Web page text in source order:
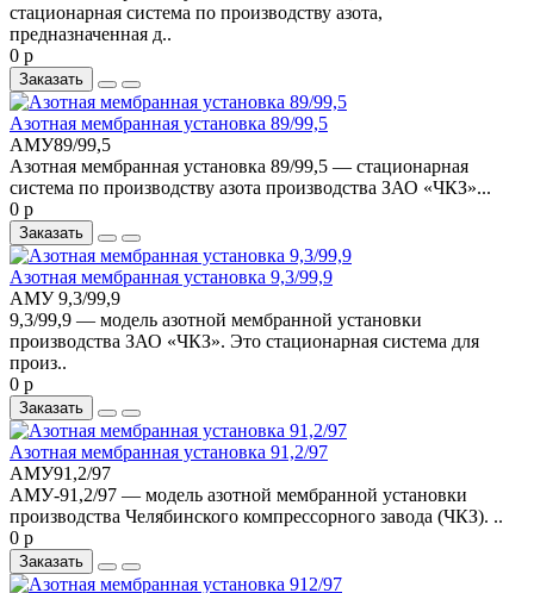
стационарная система по производству азота,
предназначенная д..
0 р
Заказать
Азотная мембранная установка 89/99,5
АМУ89/99,5
Азотная мембранная установка 89/99,5 — стационарная
система по производству азота производства ЗАО «ЧКЗ»...
0 р
Заказать
Азотная мембранная установка 9,3/99,9
АМУ 9,3/99,9
9,3/99,9 — модель азотной мембранной установки
производства ЗАО «ЧКЗ». Это стационарная система для
произ..
0 р
Заказать
Азотная мембранная установка 91,2/97
АМУ91,2/97
АМУ-91,2/97 — модель азотной мембранной установки
производства Челябинского компрессорного завода (ЧКЗ). ..
0 р
Заказать